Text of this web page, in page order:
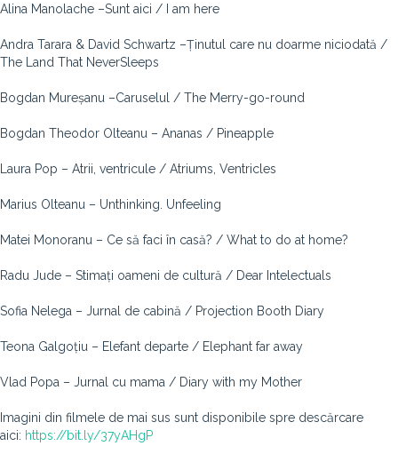
Alina Manolache –Sunt aici / I am here
Andra Tarara & David Schwartz –Ținutul care nu doarme niciodată /
The Land That NeverSleeps
Bogdan Mureșanu –Caruselul / The Merry-go-round
Bogdan Theodor Olteanu – Ananas / Pineapple
Laura Pop – Atrii, ventricule / Atriums, Ventricles
Marius Olteanu – Unthinking. Unfeeling
Matei Monoranu – Ce să faci în casă? / What to do at home?
Radu Jude – Stimați oameni de cultură / Dear Intelectuals
Sofia Nelega – Jurnal de cabină / Projection Booth Diary
Teona Galgoțiu – Elefant departe / Elephant far away
Vlad Popa – Jurnal cu mama / Diary with my Mother
Imagini din filmele de mai sus sunt disponibile spre descărcare
aici: https://bit.ly/37yAHgP